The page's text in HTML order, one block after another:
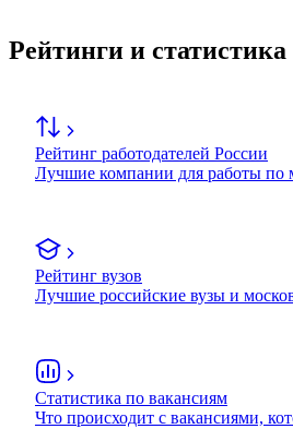
Рейтинги и статистика
Рейтинг работодателей России
Лучшие компании для работы по
Рейтинг вузов
Лучшие российские вузы и
Статистика по вакансиям
Что происходит с вакансиями,